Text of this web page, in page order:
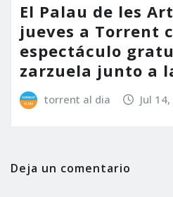
El Palau de les
jueves a Torrent
espectáculo
zarzuela junto a
torrent al dia Jul
Deja un comentario